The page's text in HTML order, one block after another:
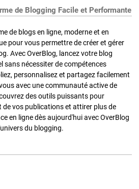
de Blogging Facile et Performante
de blogs en ligne, moderne et en
pour vous permettre de créer et gérer
Avec OverBlog, lancez votre blog
sans nécessiter de compétences
personnalisez et partagez facilement
avec une communauté active de
des outils puissants pour
de vos publications et attirer plus de
en ligne dès aujourd'hui avec OverBlog
du blogging.